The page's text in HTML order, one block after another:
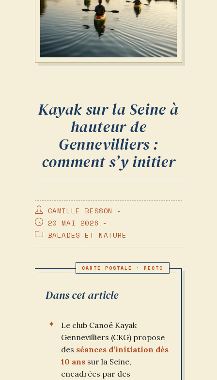
Kayak sur la Seine à
hauteur de
Gennevilliers :
comment s’y initier
AUTEUR/AUTRICE
DE
LA
PUBLICATION :
CAMILLE BESSON
PUBLICATION
PUBLIÉE :
20 MAI 2026
POSTBALADES ET NATURE
Dans cet article
Le club Canoë Kayak
Gennevilliers (CKG) propose
des séances d’initiation dès
10 ans sur la Seine,
encadrées par des